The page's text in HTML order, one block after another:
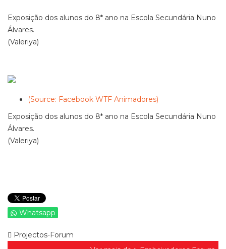
Exposição dos alunos do 8* ano na Escola Secundária Nuno
Álvares.
(Valeriya)
(Source: Facebook WTF Animadores)
Exposição dos alunos do 8* ano na Escola Secundária Nuno
Álvares.
(Valeriya)
Whatsapp
Projectos-Forum